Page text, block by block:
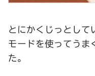
とにかくじっとして
モードを使ってうま
た。